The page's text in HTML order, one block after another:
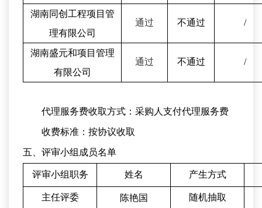
湖南同创工程项目管
理有限公司
通过 不通过 /
湖南盛元和项目管理
有限公司
通过 不通过 /
代理服务费收取方式：采购人 支付代理服务费
收费标准：按协议收取
五、评审小组成员名单
评审小组职务 姓名 产生方式
主任评委 陈艳国 随机抽取